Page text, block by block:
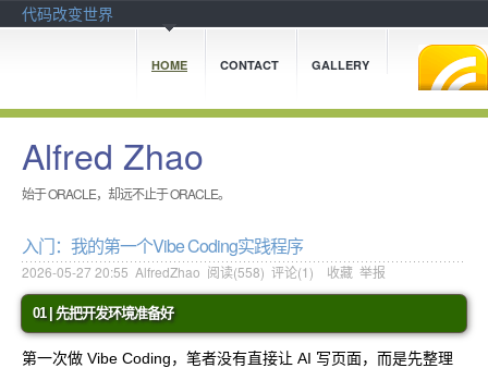
代码改变世界
HOME CONTACT GALLERY
Alfred Zhao
始于 ORACLE，却远不止于 ORACLE。
入门：我的第一个Vibe Coding实践程序
2026-05-27 20:55 AlfredZhao 阅读(558) 评论(1) 收藏 举报
01 | 先把开发环境准备好
第一次做 Vibe Coding，笔者没有直接让 AI 写页面，而是先整理